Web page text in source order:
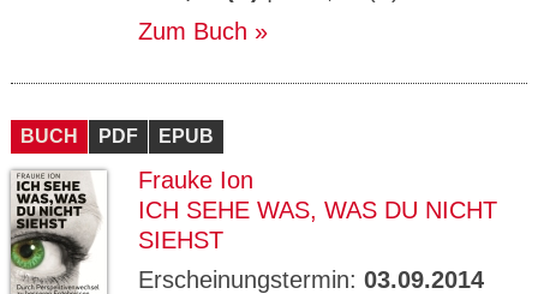
Zum Buch
BUCH PDF EPUB
Frauke Ion
ICH SEHE WAS, WAS DU NICHT
SIEHST
Erscheinungstermin: 03.09.2014